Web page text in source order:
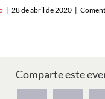
| 28 de abril de 2020 |
Comparte este